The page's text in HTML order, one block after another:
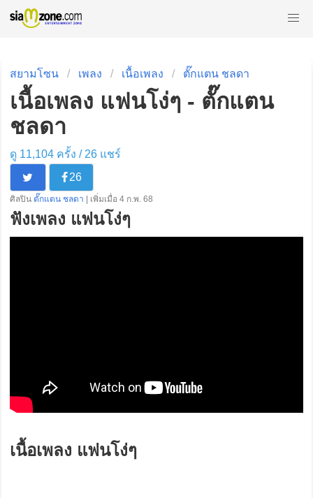
สยามโซน เพลง เนื้อเพลง ตั๊กแตน ชลดา
เนื้อเพลง แฟนโง่ๆ - ตั๊กแตน
ชลดา
ดู 11,104 ครั้ง / 26แชร์
26
ศิลปิน ตั๊กแตน ชลดา | เพิ่มเมื่อ 4 ก.พ. 68
ฟังเพลง แฟนโง่ๆ
เนื้อเพลง แฟนโง่ๆ